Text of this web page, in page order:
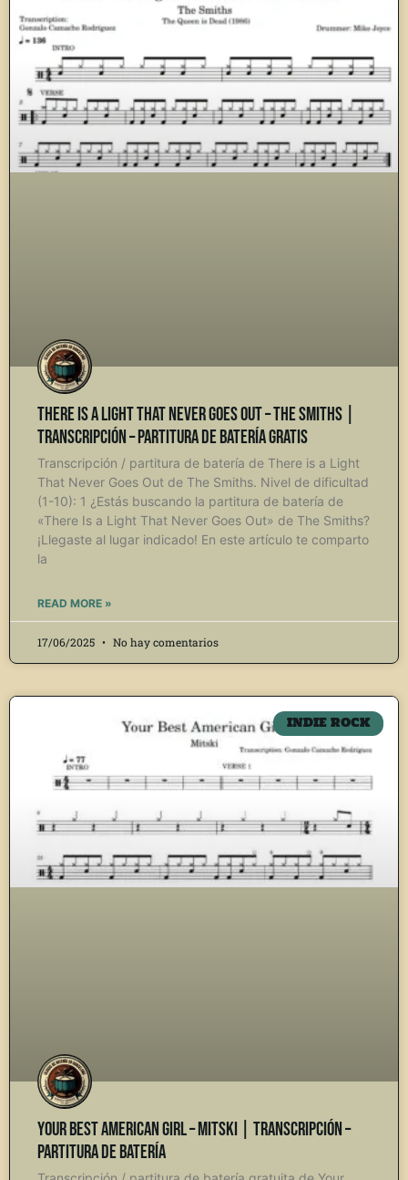
There is a Light That Never Goes Out – The Smiths |
Transcripción – Partitura de Batería Gratis
Transcripción / partitura de batería de There is a Light
That Never Goes Out de The Smiths. Nivel de dificultad
(1-10): 1 ¿Estás buscando la partitura de batería de
«There Is a Light That Never Goes Out» de The Smiths?
¡Llegaste al lugar indicado! En este artículo te comparto
la
READ MORE »
17/06/2025 No hay comentarios
INDIE ROCK
Your Best American Girl – Mitski | Transcripción –
Partitura de Batería